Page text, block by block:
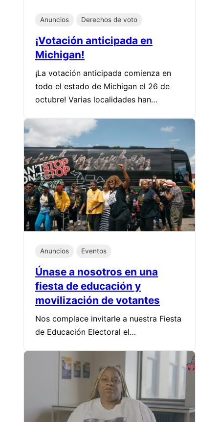
Anuncios Derechos de voto
¡Votación anticipada en
Michigan!
¡La votación anticipada comienza en
todo el estado de Michigan el 26 de
octubre! Varias localidades han…
Anuncios Eventos
Únase a nosotros en una
fiesta de educación y
movilización de votantes
Nos complace invitarle a nuestra Fiesta
de Educación Electoral el…